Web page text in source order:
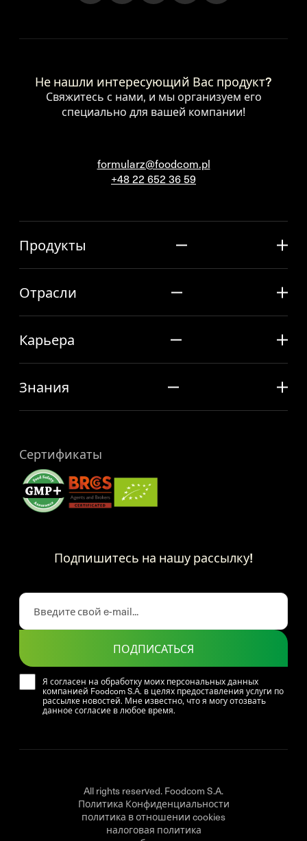
Не нашли интересующий Вас продукт?
Свяжитесь с нами, и мы организуем его
специально для вашей компании!
formularz@foodcom.pl
+48 22 652 36 59
Продукты
Отрасли
Карьера
Знания
Сертификаты
Подпишитесь на нашу рассылку!
Я согласен на обработку моих персональных данных
компанией Foodcom S.A. в целях предоставления услуги по
рассылке новостей. Мне известно, что я могу отозвать
данное согласие в любое время.
ПОДПИСАТЬСЯ
All rights reserved. Foodcom S.A.
Политика Конфиденциальности
политика в отношении cookies
налоговая политика